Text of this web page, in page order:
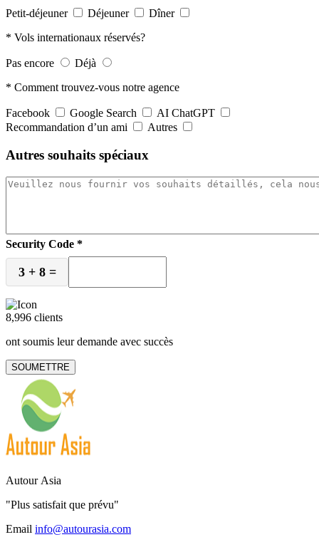
Petit-déjeuner Déjeuner
Dîner
* Vols internationaux réservés?
Pas encore
Déjà
* Comment trouvez-vous notre agence
Facebook Google Search
AI ChatGPT
Recommandation d’un ami
Autres
Autres souhaits spéciaux
Security Code *
3 + 8 =
8,996 clients
ont soumis leur demande avec succès
SOUMETTRE
Autour Asia
"Plus satisfait que prévu"
Email info@autourasia.com